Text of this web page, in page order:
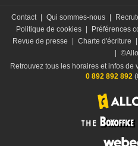
Contact Qui sommes-nous
Politique de cookies
Préférences
Revue de presse
Charte d'écriture
Retrouvez tous les horaires et infos
0 892 892 892